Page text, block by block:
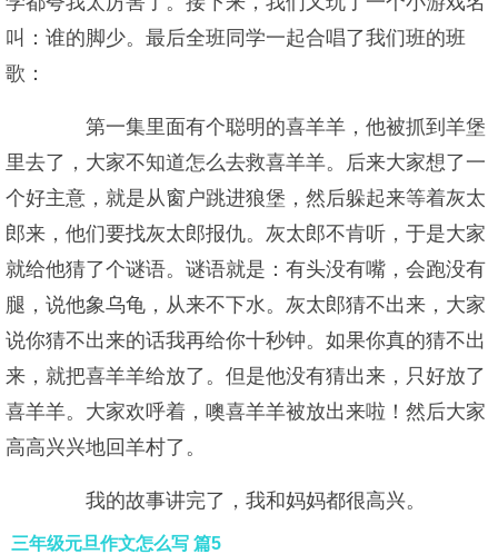
叫：谁的脚少。最后全班同学一起合唱了我们班的班
歌：
第一集里面有个聪明的喜羊羊，他被抓到羊堡
里去了，大家不知道怎么去救喜羊羊。后来大家想了一
个好主意，就是从窗户跳进狼堡，然后躲起来等着灰太
郎来，他们要找灰太郎报仇。灰太郎不肯听，于是大家
就给他猜了个谜语。谜语就是：有头没有嘴，会跑没有
腿，说他象乌龟，从来不下水。灰太郎猜不出来，大家
说你猜不出来的话我再给你十秒钟。如果你真的猜不出
来，就把喜羊羊给放了。但是他没有猜出来，只好放了
喜羊羊。大家欢呼着，噢喜羊羊被放出来啦！然后大家
高高兴兴地回羊村了。
我的故事讲完了，我和妈妈都很高兴。
三年级元旦作文怎么写 篇5